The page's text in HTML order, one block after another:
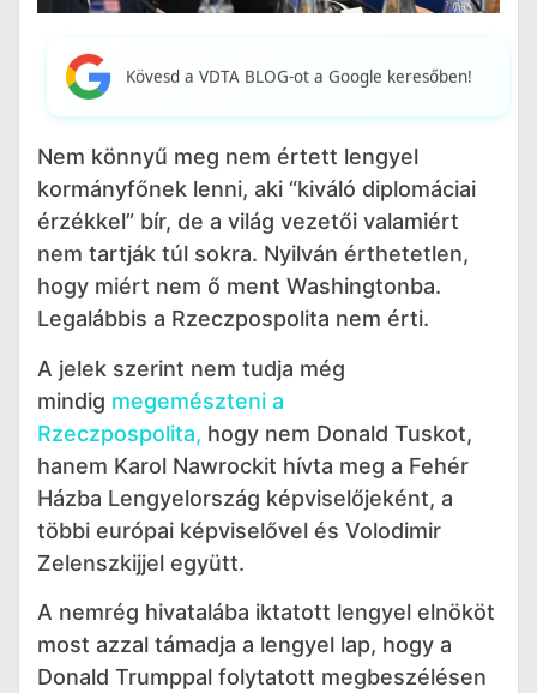
Kövesd a VDTA BLOG-ot a Google keresőben!
Nem könnyű meg nem értett lengyel
kormányfőnek lenni, aki “kiváló diplomáciai
érzékkel” bír, de a világ vezetői valamiért
nem tartják túl sokra. Nyilván érthetetlen,
hogy miért nem ő ment Washingtonba.
Legalábbis a Rzeczpospolita nem érti.
A jelek szerint nem tudja még
mindig megemészteni a
Rzeczpospolita, hogy nem Donald Tuskot,
hanem Karol Nawrockit hívta meg a Fehér
Házba Lengyelország képviselőjeként, a
többi európai képviselővel és Volodimir
Zelenszkijjel együtt.
A nemrég hivatalába iktatott lengyel elnököt
most azzal támadja a lengyel lap, hogy a
Donald Trumppal folytatott megbeszélésen